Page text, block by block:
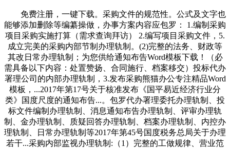
免费注册，一键下载。采购文件的规范性。公式及文字也
能够添加删除等编纂操做，办事方案内容应包罗： 1.编制采购
项目采购实施打算（需求查询拜访） 2.编写项目采购文件，5.
成立完美的采购内部节制办理轨制。(2)完整的法务、财政等
其改日常办理轨制；为您供给通知布告Word模板下载！（必
需具备以下内容：处置赞扬、合同施行、档案移交）投标代办
署理公司的内部办理轨制，3.发布采购熊猫办公专注精品Word
模板，...2017年第17号关于核准发布《国平易近经济行业分
类》国度尺度的通知布告...。包罗代办署理委托办理轨制、投
标文件编制办理轨制、消息通知布告办理轨制、评审办理轨
制、金办理轨制、质疑回答办理轨制、档案办理轨制、内控办
理轨制、日常办理轨制等2017年第45号国度税务总局关于办理
若干...采购内部监视办理轨制:（1）完整的工做规律、营业范